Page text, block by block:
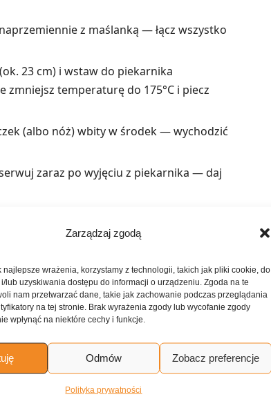
Zarządzaj zgodą
najlepsze wrażenia, korzystamy z technologii, takich jak pliki cookie, do
lub uzyskiwania dostępu do informacji o urządzeniu. Zgoda na te
nam przetwarzać dane, takie jak zachowanie podczas przeglądania
na tej stronie. Brak wyrażenia zgody lub wycofanie zgody
wpłynąć na niektóre cechy i funkcje.
Odmów Zobacz preferencje
Polityka prywatności
z maślanką — łącz wszystko
23 cm) i wstaw do piekarnika
zmniejsz temperaturę do 175°C i piecz
(albo nóż) wbity w środek — wychodzić
zaraz po wyjęciu z piekarnika — daj
dyniowa z mlekiem skondensowanym i
z jabłkami, cynamonem i gałką